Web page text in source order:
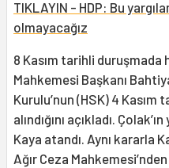
TIKLAYIN - HDP: Bu
olmayacağız
8 Kasım tarihli duruşmada
Mahkemesi Başkanı
Kurulu’nun (HSK) 4 Kasım
alındığını açıkladı.
Kaya atandı. Aynı kararla
Ağır Ceza